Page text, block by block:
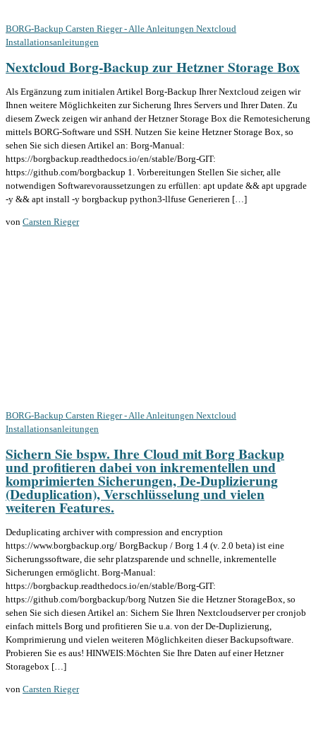
BORG-Backup Carsten Rieger - Alle Anleitungen Nextcloud
Installationsanleitungen
Nextcloud Borg-Backup zur Hetzner Storage Box
Als Ergänzung zum initialen Artikel Borg-Backup Ihrer Nextcloud zeigen wir
Ihnen weitere Möglichkeiten zur Sicherung Ihres Servers und Ihrer Daten. Zu
diesem Zweck zeigen wir anhand der Hetzner Storage Box die Remotesicherung
mittels BORG-Software und SSH. Nutzen Sie keine Hetzner Storage Box, so
sehen Sie sich diesen Artikel an: Borg-Manual:
https://borgbackup.readthedocs.io/en/stable/Borg-GIT:
https://github.com/borgbackup 1. Vorbereitungen Stellen Sie sicher, alle
notwendigen Softwarevoraussetzungen zu erfüllen: apt update && apt upgrade
-y && apt install -y borgbackup python3-llfuse Generieren […]
von Carsten Rieger
BORG-Backup Carsten Rieger - Alle Anleitungen Nextcloud
Installationsanleitungen
Sichern Sie bspw. Ihre Cloud mit Borg Backup
und profitieren dabei von inkrementellen und
komprimierten Sicherungen, De-Duplizierung
(Deduplication), Verschlüsselung und vielen
weiteren Features.
Deduplicating archiver with compression and encryption
https://www.borgbackup.org/ BorgBackup / Borg 1.4 (v. 2.0 beta) ist eine
Sicherungssoftware, die sehr platzsparende und schnelle, inkrementelle
Sicherungen ermöglicht. Borg-Manual:
https://borgbackup.readthedocs.io/en/stable/Borg-GIT:
https://github.com/borgbackup/borg Nutzen Sie die Hetzner StorageBox, so
sehen Sie sich diesen Artikel an: Sichern Sie Ihren Nextcloudserver per cronjob
einfach mittels Borg und profitieren Sie u.a. von der De-Duplizierung,
Komprimierung und vielen weiteren Möglichkeiten dieser Backupsoftware.
Probieren Sie es aus! HINWEIS:Möchten Sie Ihre Daten auf einer Hetzner
Storagebox […]
von Carsten Rieger